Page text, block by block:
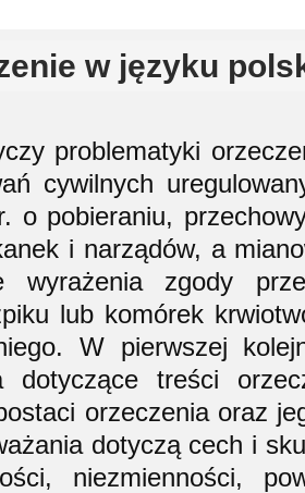
w języku
problematyki
cywilnych
o pobieraniu,
i narządów, a
wyrażenia zgody
lub komórek
W pierwszej
dotyczące treści
orzeczenia oraz
dotyczą cech i
niezmienności,